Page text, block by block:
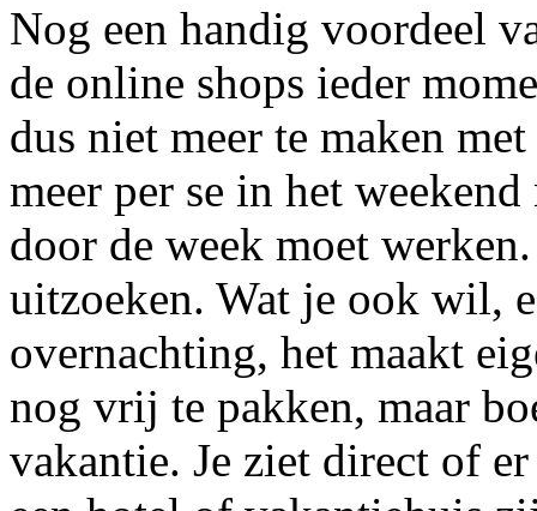
Nog een handig voordeel
de online shops ieder
dus niet meer te maken
meer per se in het
door de week moet
uitzoeken. Wat je ook wil,
overnachting, het maakt
nog vrij te pakken, maar
vakantie. Je ziet direct of